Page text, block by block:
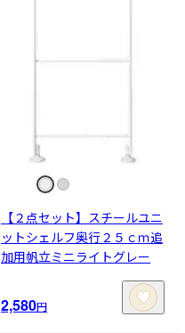
【２点セット】スチールユニ
ットシェルフ奥行２５ｃｍ追
加用帆立ミニライトグレー
2,580円